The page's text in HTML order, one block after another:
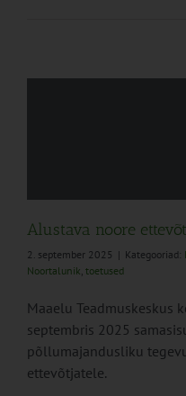
Alustava noore
2. september 2025 | Kategooriad:
Noortalunik, toetused
Maaelu Teadmuskeskus
septembris 2025
põllumajandusliku
ettevõtjatele.